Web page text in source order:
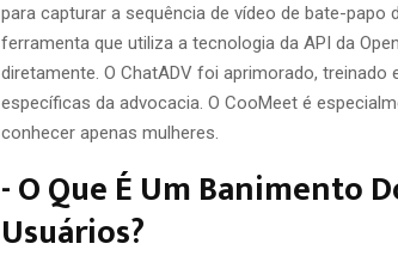
para capturar a sequência de vídeo de bate-
ferramenta que utiliza a tecnologia da API da
diretamente. O ChatADV foi aprimorado,
específicas da advocacia. O CooMeet é
conhecer apenas mulheres.
-⁣ O Que É Um Banimento
Usuários?